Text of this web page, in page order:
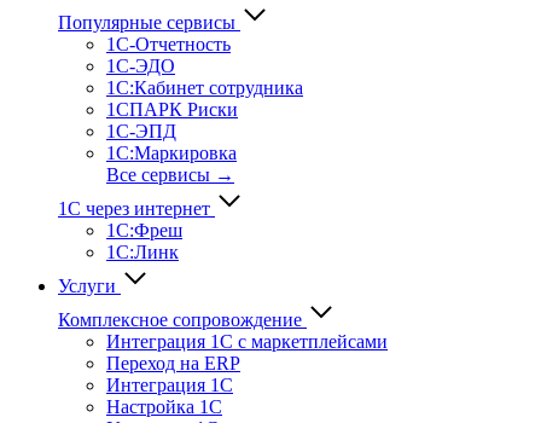
Популярные сервисы
1С-Отчет­ность
1С-ЭДО
1С:Кабинет сотрудника
1СПАРК Риски
1С-ЭПД
1С:Маркировка
Все сервисы →
1С через интернет
1С:Фреш
1С:Линк
Услуги
Комплексное сопровождение
Интеграция 1С с маркетплейсами
Переход на ERP
Интеграция 1С
Настройка 1С